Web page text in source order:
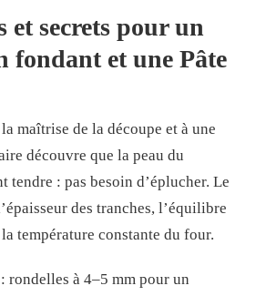
et secrets pour un
fondant et une Pâte
maîtrise de la découpe et à une
découvre que la peau du
tendre : pas besoin d’éplucher. Le
des tranches, l’équilibre
température constante du four.
rondelles à 4–5 mm pour un